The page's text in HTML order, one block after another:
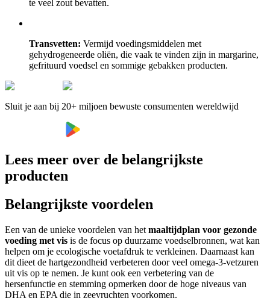
te veel zout bevatten.
Transvetten: Vermijd voedingsmiddelen met
gehydrogeneerde oliën, die vaak te vinden zijn in margarine,
gefrituurd voedsel en sommige gebakken producten.
Sluit je aan bij 20+ miljoen bewuste consumenten wereldwijd
Lees meer over de belangrijkste
producten
Belangrijkste voordelen
Een van de unieke voordelen van het maaltijdplan voor gezonde
voeding met vis is de focus op duurzame voedselbronnen, wat kan
helpen om je ecologische voetafdruk te verkleinen. Daarnaast kan
dit dieet de hartgezondheid verbeteren door veel omega-3-vetzuren
uit vis op te nemen. Je kunt ook een verbetering van de
hersenfunctie en stemming opmerken door de hoge niveaus van
DHA en EPA die in zeevruchten voorkomen.